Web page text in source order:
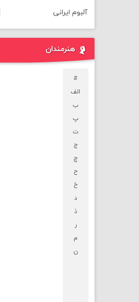
آلبوم ایرانی
هنرمندان
#
الف
ب
پ
ت
ج
چ
ح
خ
د
ذ
ر
م
ن